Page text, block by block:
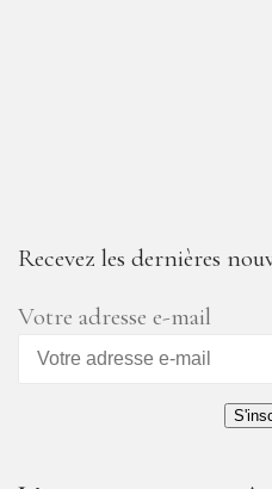
Recevez les dernières
Votre adresse e-mail